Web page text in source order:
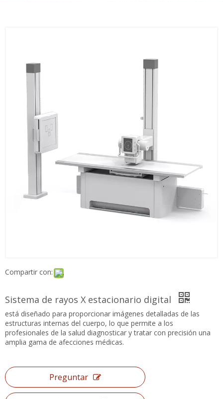
Compartir con:
Sistema de rayos X estacionario digital
está diseñado para proporcionar imágenes detalladas de las
estructuras internas del cuerpo, lo que permite a los
profesionales de la salud diagnosticar y tratar con precisión una
amplia gama de afecciones médicas.
Preguntar